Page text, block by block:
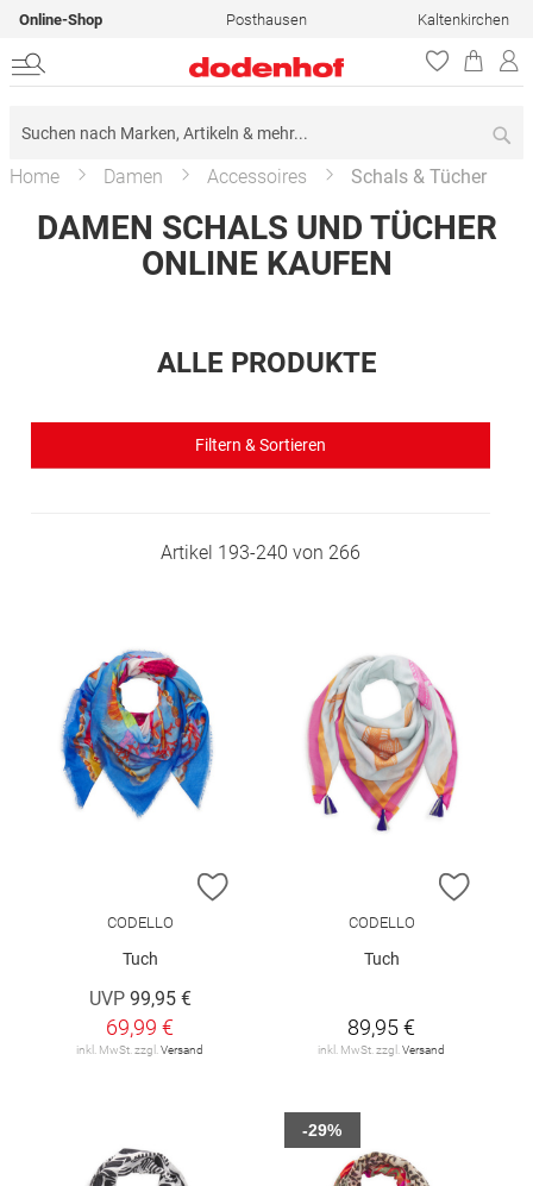
Online-Shop Posthausen Kaltenkirchen
Home Damen Accessoires Schals & Tücher
DAMEN SCHALS UND TÜCHER
ONLINE KAUFEN
ALLE PRODUKTE
Filtern & Sortieren
Artikel 193-240 von 266
ZUR WUNSCHLISTE HINZUFÜGEN
CODELLO
Tuch
UVP 99,95 €
69,99 €
inkl. MwSt. zzgl. Versand
ZUR
CODELLO
Tuch
89,95 €
inkl. MwSt. zzgl. Versand
-29%